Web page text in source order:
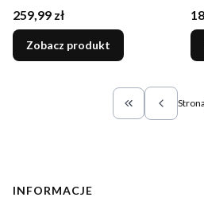
szerokimi spodniami ecru
Cena
259,99 zł
Zobacz produkt
Wróć do Strona
Linki w stopce
INFORMACJE